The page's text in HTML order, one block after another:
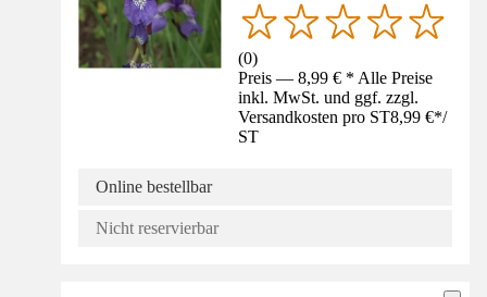
(0)
Preis — 8,99 € * Alle Preise
inkl. MwSt. und ggf. zzgl.
Versandkosten pro ST8,99 €*/
ST
Online bestellbar
Nicht reservierbar